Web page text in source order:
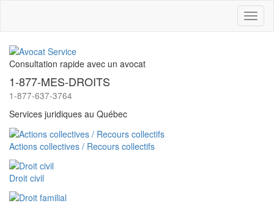
Consultation rapide avec un avocat
1-877-MES-DROITS
1-877-637-3764
Services juridiques au Québec
Actions collectives / Recours collectifs
Droit civil